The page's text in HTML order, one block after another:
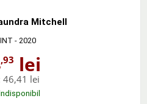
Mitchell
- 2020
,93 lei
46,41 lei